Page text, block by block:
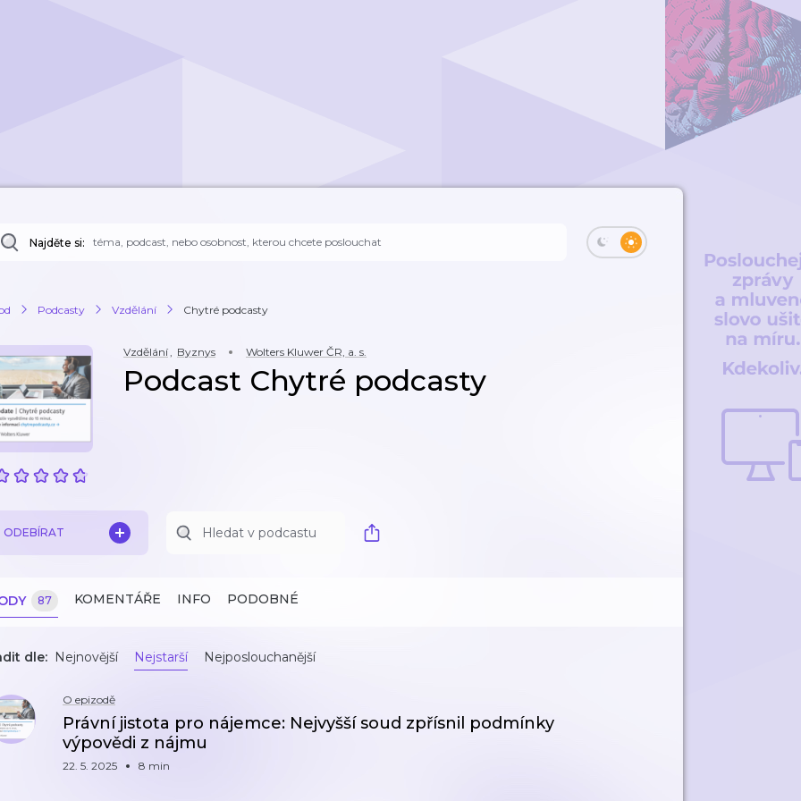
Najděte si:
Podcasty Vzdělání Chytré podcasty
Vzdělání, Byznys Wolters Kluwer ČR, a. s.
Podcast Chytré podcasty
ODEBÍRAT
87 KOMENTÁŘE INFO PODOBNÉ
dle: Nejnovější Nejstarší Nejposlouchanější
O epizodě
Právní jistota pro nájemce: Nejvyšší soud zpřísnil podmínky
výpovědi z nájmu
22. 5. 2025 8 min